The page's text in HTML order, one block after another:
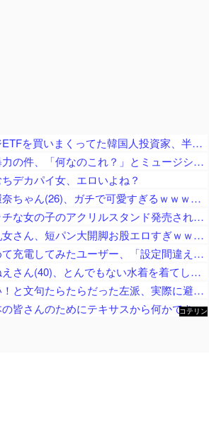
少し前までレバレッジETFを買いまくってた韓国人投資家、半導体株が下落局面に突入したと判断した途端に……
反高市ロッカーの性暴力の件、「何なのこれ？」とミュージシャン界隈が一般人をドン引きさせまくっている模様
デカパイ女、エロいよね？
【画像】最新の橋本環奈ちゃん(26)、ガチで可愛すぎるｗｗｗｗｗ
【画像】めっちゃエッチな女の子のアクリルスタンド発売されるｗｗ
【画像】ドスケベ巨乳女さん、短パン大開脚お股エロすぎｗｗｗｗｗ
テスラ車を自宅で初めて充電してみたユーザー、「設定間違えてるんですかね？？」と困惑する羽目に……
【画像】花井美理おねえさん(40)、とんでもない水着を着てしまうｗｗ
避難所にベッドがない！と文句たらたらだった左派、実際に避難所にベッドが搬入されてしまった結果……
スティーブさん「熊本の皆さんのためにテキサスから何かできないか」TX州で熊本地震復興支援イベント「多くの方々が熊本のために募金、責任を持って日本へ送金いたします」
コテリン